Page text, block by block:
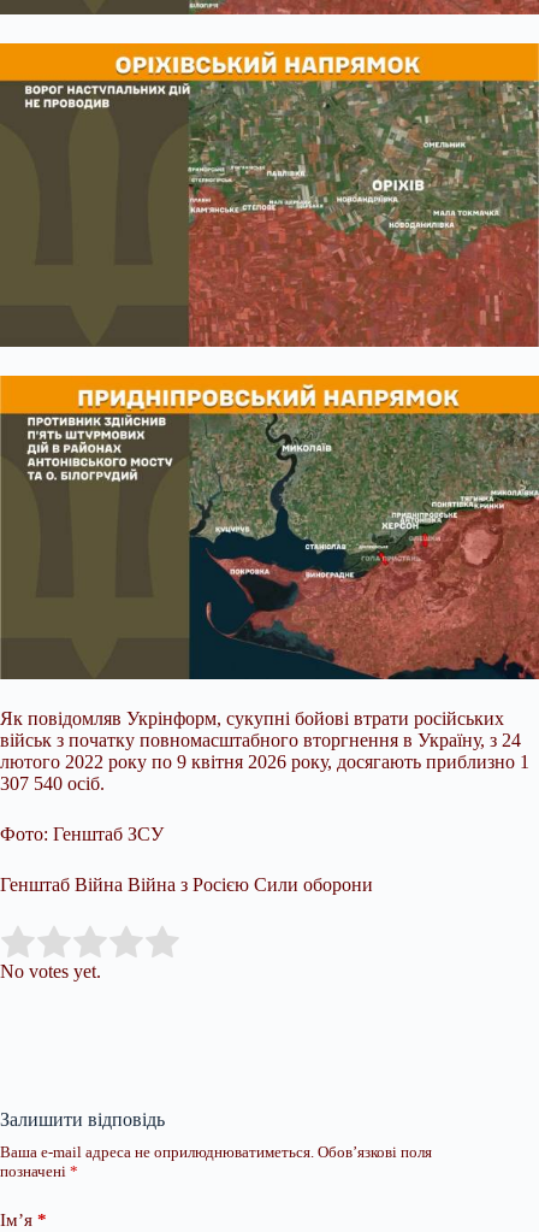
Як повідомляв Укрінформ, сукупні бойові втрати російських
військ з початку повномасштабного вторгнення в Україну, з 24
лютого 2022 року по 9 квітня 2026 року, досягають приблизно 1
307 540 осіб.
Фото: Генштаб ЗСУ
Генштаб Війна Війна з Росією Сили оборони
Rate this item:
No votes yet.
Залишити відповідь
Ваша e-mail адреса не оприлюднюватиметься. Обов’язкові поля
позначені *
Ім’я *